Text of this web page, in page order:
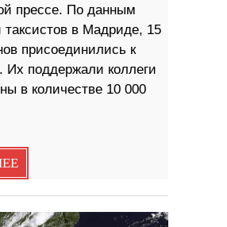
прессе. По данным
в Мадриде, 15
присоединились к
Их поддержали коллеги
в количестве 10 000